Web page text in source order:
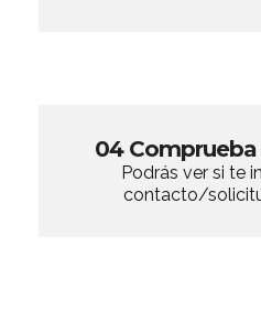
04
Podrás ver si te
contacto/